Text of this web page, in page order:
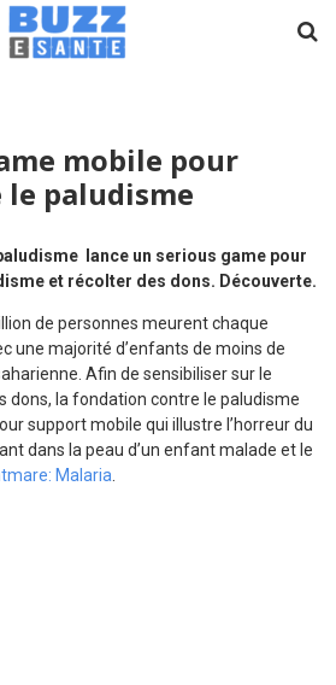
mobile pour
paludisme
lance un serious game pour
et récolter des dons. Découverte.
de personnes meurent chaque
une majorité d’enfants de moins de
Afin de sensibiliser sur le
dons, la fondation contre le paludisme
support mobile qui illustre l’horreur du
dans la peau d’un enfant malade et le
Malaria